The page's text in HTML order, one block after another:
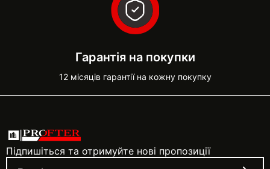
Гарантія на покупки
12 місяців гарантії на кожну покупку
Підпишіться та отримуйте нові пропозиції